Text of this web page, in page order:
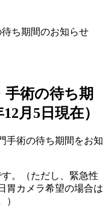
待ち期間のお知らせ
術の待ち期
月5日現在）
手術の待ち期間をお知
。（ただし、緊急性
胃カメラ希望の場合は
）